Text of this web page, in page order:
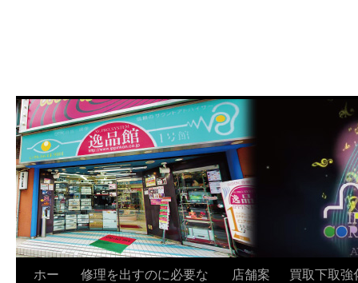
ホー
修理を出すのに必要な
店舗案
買取下取強